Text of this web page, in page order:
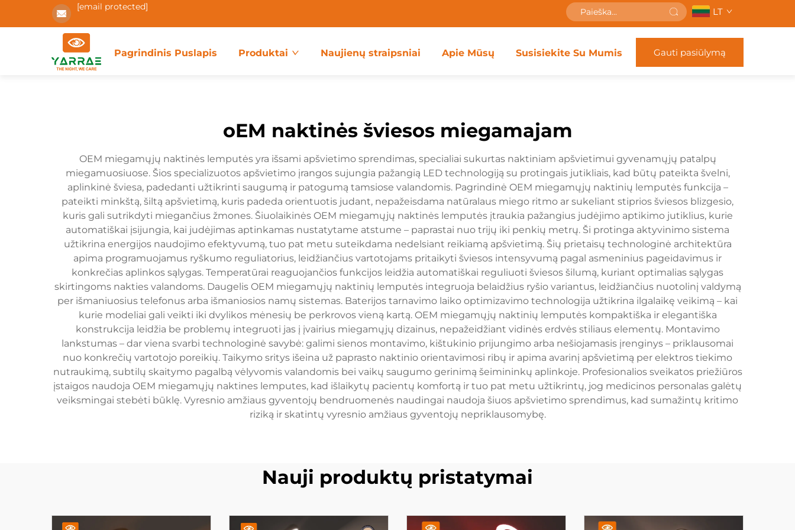
[email protected] LT
Pagrindinis Puslapis Produktai Naujienų straipsniai Apie Mūsų Susisiekite Su Mumis Gauti pasiūlymą
oEM naktinės šviesos miegamajam
OEM miegamųjų naktinės lemputės yra išsami apšvietimo sprendimas, specialiai sukurtas naktiniam apšvietimui gyvenamųjų patalpų
miegamuosiuose. Šios specializuotos apšvietimo įrangos sujungia pažangią LED technologiją su protingais jutikliais, kad būtų pateikta švelni,
aplinkinė šviesa, padedanti užtikrinti saugumą ir patogumą tamsiose valandomis. Pagrindinė OEM miegamųjų naktinių lemputės funkcija –
pateikti minkštą, šiltą apšvietimą, kuris padeda orientuotis judant, nepažeisdama natūralaus miego ritmo ar sukeliant stiprios šviesos blizgesio,
kuris gali sutrikdyti miegančius žmones. Šiuolaikinės OEM miegamųjų naktinės lemputės įtraukia pažangius judėjimo aptikimo jutiklius, kurie
automatiškai įsijungia, kai judėjimas aptinkamas nustatytame atstume – paprastai nuo trijų iki penkių metrų. Ši protinga aktyvinimo sistema
užtikrina energijos naudojimo efektyvumą, tuo pat metu suteikdama nedelsiant reikiamą apšvietimą. Šių prietaisų technologinė architektūra
apima programuojamus ryškumo reguliatorius, leidžiančius vartotojams pritaikyti šviesos intensyvumą pagal asmeninius pageidavimus ir
konkrečias aplinkos sąlygas. Temperatūrai reaguojančios funkcijos leidžia automatiškai reguliuoti šviesos šilumą, kuriant optimalias sąlygas
skirtingoms nakties valandoms. Daugelis OEM miegamųjų naktinių lemputės integruoja belaidžius ryšio variantus, leidžiančius nuotolinį valdymą
per išmaniuosius telefonus arba išmaniosios namų sistemas. Baterijos tarnavimo laiko optimizavimo technologija užtikrina ilgalaikę veikimą – kai
kurie modeliai gali veikti iki dvylikos mėnesių be perkrovos vieną kartą. OEM miegamųjų naktinių lemputės kompaktiška ir elegantiška
konstrukcija leidžia be problemų integruoti jas į įvairius miegamųjų dizainus, nepažeidžiant vidinės erdvės stiliaus elementų. Montavimo
lankstumas – dar viena svarbi technologinė savybė: galimi sienos montavimo, kištukinio prijungimo arba nešiojamasis įrenginys – priklausomai
nuo konkrečių vartotojo poreikių. Taikymo sritys išeina už paprasto naktinio orientavimosi ribų ir apima avarinį apšvietimą per elektros tiekimo
nutraukimą, subtilų skaitymo pagalbą vėlyvomis valandomis bei vaikų saugumo gerinimą šeimininkų aplinkoje. Profesionalios sveikatos priežiūros
įstaigos naudoja OEM miegamųjų naktines lemputes, kad išlaikytų pacientų komfortą ir tuo pat metu užtikrintų, jog medicinos personalas galėtų
veiksmingai stebėti būklę. Vyresnio amžiaus gyventojų bendruomenės naudingai naudoja šiuos apšvietimo sprendimus, kad sumažintų kritimo
riziką ir skatintų vyresnio amžiaus gyventojų nepriklausomybę.
Nauji produktų pristatymai